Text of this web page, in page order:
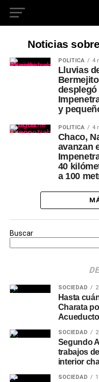
Noticias
POLÍTICA 4
Lluvias
desplegó
y
POLÍTICA 4
Chaco,
avanzan
40
a 100
Buscar
SOCIEDAD
Hasta
Charata
Acueducto
SOCIEDAD
Segundo
trabajos
interior
SOCIEDAD